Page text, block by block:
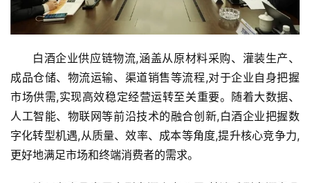
白酒企业供应链物流,涵盖从原材料采购、灌装生产、
成品仓储、物流运输、渠道销售等流程,对于企业自身把握
市场供需,实现高效稳定经营运转至关重要。随着大数据、
人工智能、物联网等前沿技术的融合创新,白酒企业把握数
字化转型机遇,从质量、效率、成本等角度,提升核心竞争力,
更好地满足市场和终端消费者的需求。